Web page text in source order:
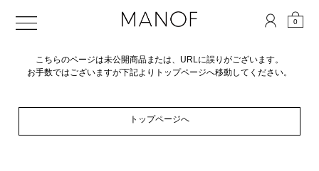
0
こちらのページは未公開商品または、URLに誤りがございます。
お手数ではございますが下記よりトップページへ移動してください。
トップページへ